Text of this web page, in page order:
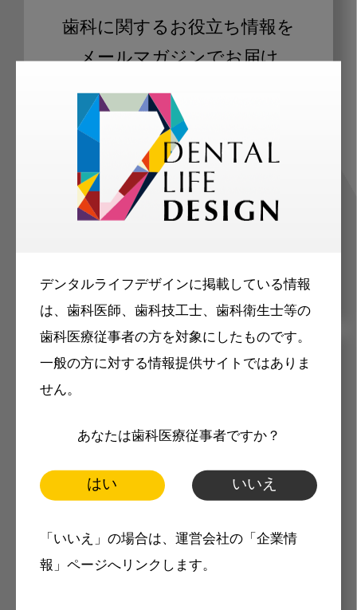
デンタルライフデザインに掲載している情報
は、歯科医師、歯科技工士、歯科衛生士等の
歯科医療従事者の方を対象にしたものです。
一般の方に対する情報提供サイトではありま
せん。
あなたは歯科医療従事者ですか？
はい いいえ
「いいえ」の場合は、運営会社の「企業情
報」ページへリンクします。
歯科に関するお役立ち情報を
メールマガジンでお届け
ご登録いただいた職種（歯科医師、歯
科衛生士、歯科技工士）に合わせた内
容のメールマガジンをお届けします。
メリット
製品価格も閲覧可能